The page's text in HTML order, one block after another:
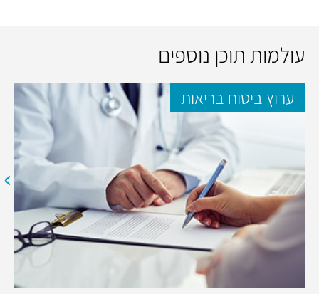
עולמות תוכן נוספים
ערוץ ביטוח בריאות